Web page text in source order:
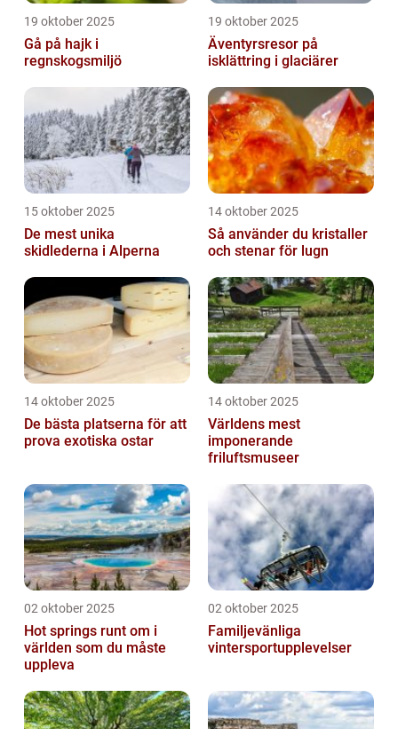
19 oktober 2025
Gå på hajk i
regnskogsmiljö
19 oktober 2025
Äventyrsresor på
isklättring i glaciärer
15 oktober 2025
De mest unika
skidlederna i Alperna
14 oktober 2025
Så använder du kristaller
och stenar för lugn
14 oktober 2025
De bästa platserna för att
prova exotiska ostar
14 oktober 2025
Världens mest
imponerande
friluftsmuseer
02 oktober 2025
Hot springs runt om i
världen som du måste
uppleva
02 oktober 2025
Familjevänliga
vintersportupplevelser